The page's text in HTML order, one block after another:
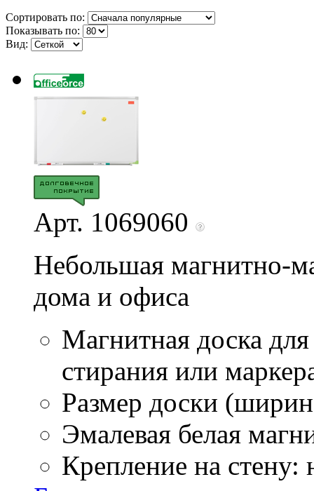
Сортировать по:
Показывать по:
Вид:
Арт. 1069060
Небольшая магнитно-
дома и офиса
Магнитная доска
стирания или
Размер доски
Эмалевая белая
Крепление на стену: